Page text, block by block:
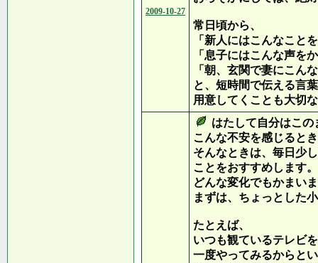
2009-10-27
常日頃から、
「新人にはこんなこと
「息子にはこんな声を
「朝、玄関で妻にこん
と、短時間で伝える言
用意してくことも大切
はたして自分はこ
こんな不安を感じると
そんなときは、毎日少
ことをおすすめします。
どんな変化でもかまい
まずは、ちょっとした
たとえば、
いつも観ているテレビ
一度やってみるからと